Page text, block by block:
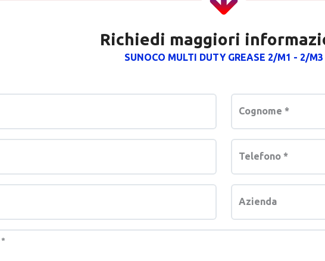
Richiedi maggiori
SUNOCO MULTI DUTY GREASE 2/M1 - 2/M3
Cognome *
Telefono *
Azienda
*